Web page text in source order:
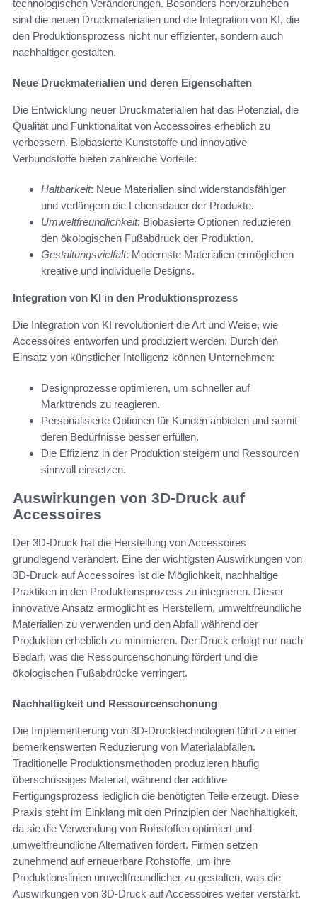
technologischen Veränderungen. Besonders hervorzuheben
sind die neuen Druckmaterialien und die Integration von KI, die
den Produktionsprozess nicht nur effizienter, sondern auch
nachhaltiger gestalten.
Neue Druckmaterialien und deren Eigenschaften
Die Entwicklung neuer Druckmaterialien hat das Potenzial, die
Qualität und Funktionalität von Accessoires erheblich zu
verbessern. Biobasierte Kunststoffe und innovative
Verbundstoffe bieten zahlreiche Vorteile:
Haltbarkeit: Neue Materialien sind widerstandsfähiger
und verlängern die Lebensdauer der Produkte.
Umweltfreundlichkeit: Biobasierte Optionen reduzieren
den ökologischen Fußabdruck der Produktion.
Gestaltungsvielfalt: Modernste Materialien ermöglichen
kreative und individuelle Designs.
Integration von KI in den Produktionsprozess
Die Integration von KI revolutioniert die Art und Weise, wie
Accessoires entworfen und produziert werden. Durch den
Einsatz von künstlicher Intelligenz können Unternehmen:
Designprozesse optimieren, um schneller auf
Markttrends zu reagieren.
Personalisierte Optionen für Kunden anbieten und somit
deren Bedürfnisse besser erfüllen.
Die Effizienz in der Produktion steigern und Ressourcen
sinnvoll einsetzen.
Auswirkungen von 3D-Druck auf
Accessoires
Der 3D-Druck hat die Herstellung von Accessoires
grundlegend verändert. Eine der wichtigsten Auswirkungen von
3D-Druck auf Accessoires ist die Möglichkeit, nachhaltige
Praktiken in den Produktionsprozess zu integrieren. Dieser
innovative Ansatz ermöglicht es Herstellern, umweltfreundliche
Materialien zu verwenden und den Abfall während der
Produktion erheblich zu minimieren. Der Druck erfolgt nur nach
Bedarf, was die Ressourcenschonung fördert und die
ökologischen Fußabdrücke verringert.
Nachhaltigkeit und Ressourcenschonung
Die Implementierung von 3D-Drucktechnologien führt zu einer
bemerkenswerten Reduzierung von Materialabfällen.
Traditionelle Produktionsmethoden produzieren häufig
überschüssiges Material, während der additive
Fertigungsprozess lediglich die benötigten Teile erzeugt. Diese
Praxis steht im Einklang mit den Prinzipien der Nachhaltigkeit,
da sie die Verwendung von Rohstoffen optimiert und
umweltfreundliche Alternativen fördert. Firmen setzen
zunehmend auf erneuerbare Rohstoffe, um ihre
Produktionslinien umweltfreundlicher zu gestalten, was die
Auswirkungen von 3D-Druck auf Accessoires weiter verstärkt.